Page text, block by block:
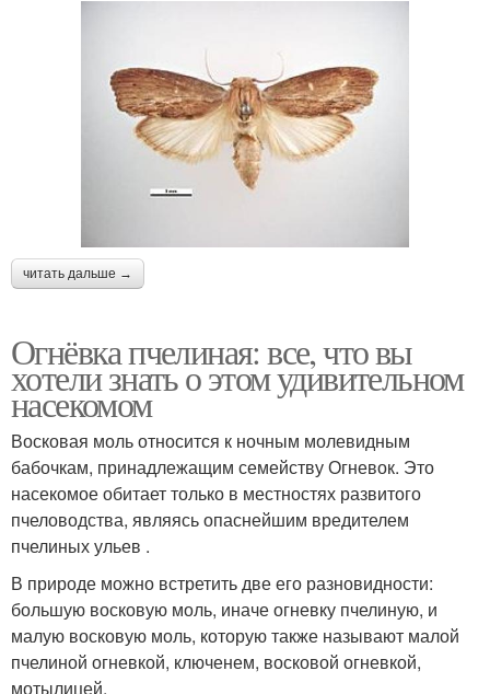
читать дальше →
Огнёвка пчелиная: все, что вы
хотели знать о этом удивительном
насекомом
Восковая моль относится к ночным молевидным
бабочкам, принадлежащим семейству Огневок. Это
насекомое обитает только в местностях развитого
пчеловодства, являясь опаснейшим вредителем
пчелиных ульев .
В природе можно встретить две его разновидности:
большую восковую моль, иначе огневку пчелиную, и
малую восковую моль, которую также называют малой
пчелиной огневкой, ключенем, восковой огневкой,
мотылицей.